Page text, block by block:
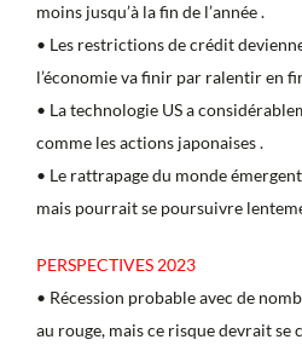
moins jusqu’à la fin de l’année .
• Les restrictions de crédit
l’économie va finir par ralentir en
• La technologie US a
comme les actions japonaises .
• Le rattrapage du monde
mais pourrait se poursuivre
PERSPECTIVES 2023
• Récession probable avec de
au rouge, mais ce risque devrait se